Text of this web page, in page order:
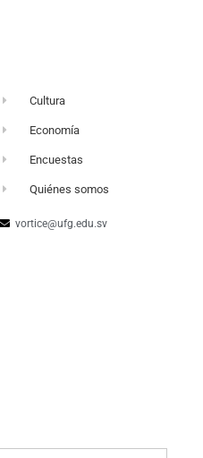
Cultura
Economía
Encuestas
Quiénes somos
vortice@ufg.edu.sv